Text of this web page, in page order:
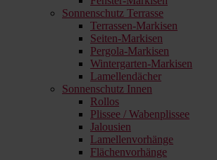
Sonnenschutz Terrasse
Terrassen-Markisen
Seiten-Markisen
Pergola-Markisen
Wintergarten-Markisen
Lamellendächer
Sonnenschutz Innen
Rollos
Plissee / Wabenplissee
Jalousien
Lamellenvorhänge
Flächenvorhänge